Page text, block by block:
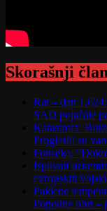
Skorašnji
Rat – dan
SAD pojačale
Katastrofa:
Proglasili su
Fonseka:
Isplivali
evropskih
Paklene
Popodne obrt –